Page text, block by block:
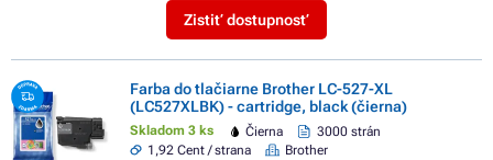
Zistiť dostupnosť
Farba do tlačiarne Brother LC-527-XL
(LC527XLBK) - cartridge, black (čierna)
Skladom 3 ks Čierna
3000 strán
1,92 Cent / strana
Brother